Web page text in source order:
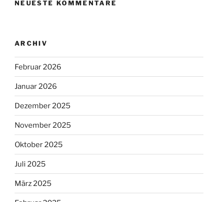
NEUESTE KOMMENTARE
ARCHIV
Februar 2026
Januar 2026
Dezember 2025
November 2025
Oktober 2025
Juli 2025
März 2025